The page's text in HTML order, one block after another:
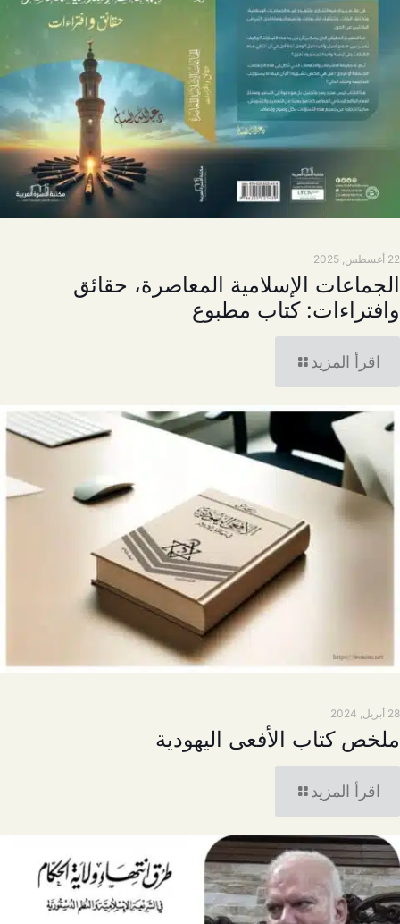
22 أغسطس, 2025
الجماعات الإسلامية المعاصرة، حقائق
وافتراءات: كتاب مطبوع
اقرأ المزيد
28 أبريل, 2024
ملخص كتاب الأفعى اليهودية
اقرأ المزيد